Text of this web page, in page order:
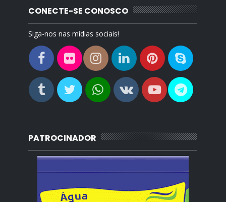
CONECTE-SE CONOSCO
Siga-nos nas mídias sociais!
PATROCINADOR